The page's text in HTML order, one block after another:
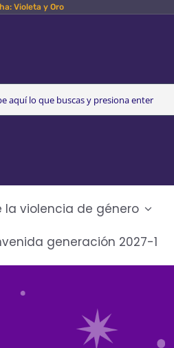
Violeta y Oro
la violencia de género
generación 2027-1